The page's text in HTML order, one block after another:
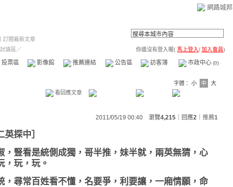
網路城邦
訂閱最新文章
論區／ 你還沒有登入喔( 馬上登入/ 加入會員)
投票區 影像館 推薦連結 公告區 訪客簿 市政中心 (0)
字體： 小 中
大
看回應文章
2011/05/19 00:40 瀏覽4,215 ｜回應2 推薦1
探中］
，豎看是統側成獨，哥半推，妹半就，兩英無猜，心
，玩，玩。
，尋常百姓看不懂，名要爭，利要讓，一廂情願，命